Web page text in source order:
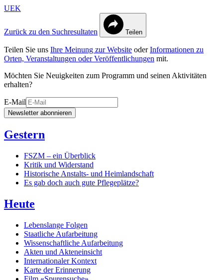
UEK
Zurück zu den Suchresultaten Teilen
Teilen Sie uns Ihre Meinung zur Website oderInformationen zu
Orten, Veranstaltungen oder Veröffentlichungen mit.
Möchten Sie Neuigkeiten zum Programm und seinen Aktivitäten
erhalten?
E-Mail
Newsletter abonnieren
Gestern
FSZM – ein Überblick
Kritik und Widerstand
Historische Anstalts- und Heimlandschaft
Es gab doch auch gute Pflegeplätze?
Heute
Lebenslange Folgen
Staatliche Aufarbeitung
Wissenschaftliche Aufarbeitung
Akten und Akteneinsicht
Internationaler Kontext
Karte der Erinnerung